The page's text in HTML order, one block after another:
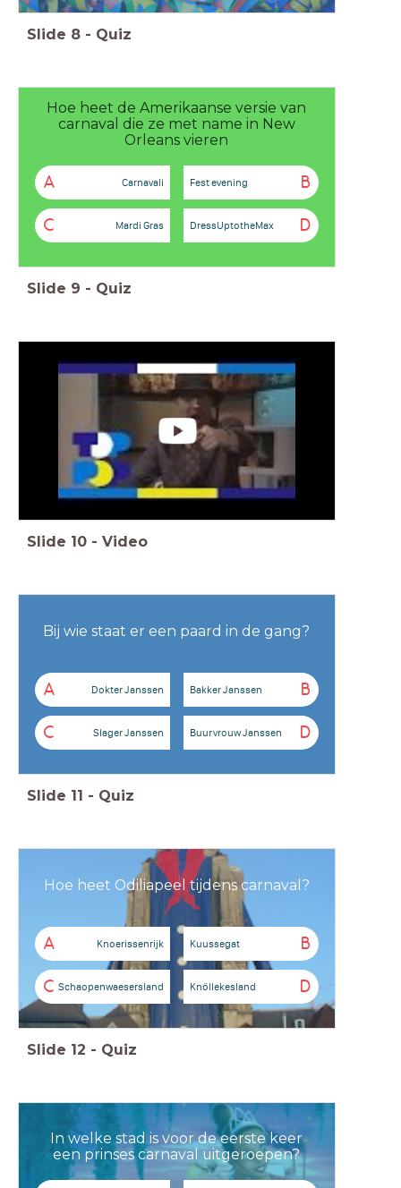
Slide 8 - Quiz
Hoe heet de Amerikaanse versie van
carnaval die ze met name in New
Orleans vieren
A Carnavali B
Fest evening
C Mardi Gras D
DressUptotheMax
Slide 9 - Quiz
Slide 10 - Video
Bij wie staat er een paard in de gang?
A Dokter Janssen B
Bakker Janssen
C Slager Janssen D
Buurvrouw Janssen
Slide 11 - Quiz
Hoe heet Odiliapeel tijdens carnaval?
A Knoerissenrijk B
Kuussegat
C Schaopenwaesersland D
Knöllekesland
Slide 12 - Quiz
In welke stad is voor de eerste keer
een prinses carnaval uitgeroepen?